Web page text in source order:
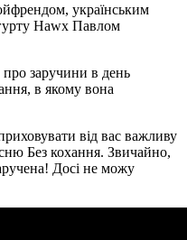
українським
Hawx Павлом
заручини в день
в якому вона
від вас важливу
Без кохання. Звичайно,
Досі не можу